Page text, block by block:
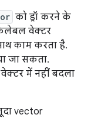
को ड्रॉ करने के
वेक्टर
काम करता है.
जा सकता.
में नहीं बदला
vector